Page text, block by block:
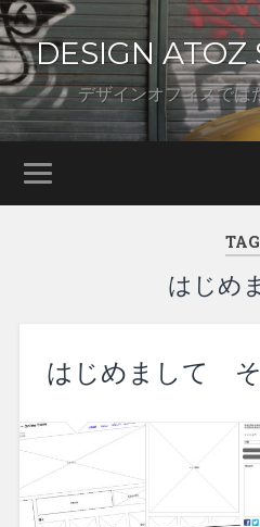
DESIGN ATOZ
デザインオフィスでは
TAG
はじめ
はじめまして そ